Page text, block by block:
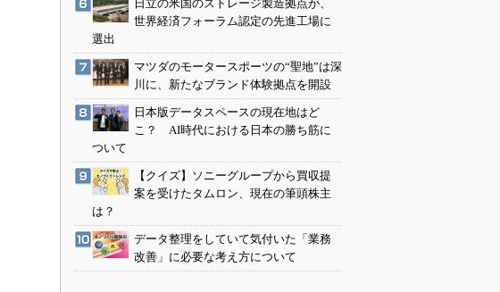
日立の米国のストレージ製造拠点が、
世界経済フォーラム認定の先進工場に
選出
マツダのモータースポーツの“聖地”は深
川に、新たなブランド体験拠点を開設
日本版データスペースの現在地はど
こ？ AI時代における日本の勝ち筋に
ついて
【クイズ】ソニーグループから買収提
案を受けたタムロン、現在の筆頭株主
は？
データ整理をしていて気付いた「業務
改善」に必要な考え方について